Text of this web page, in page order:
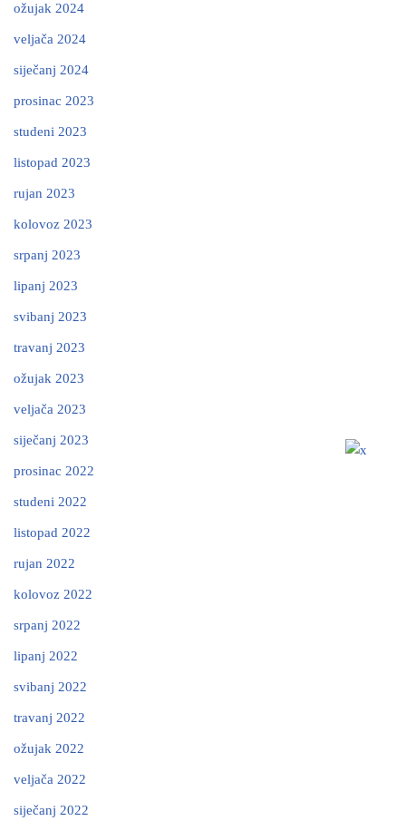
ožujak 2024
veljača 2024
siječanj 2024
prosinac 2023
studeni 2023
listopad 2023
rujan 2023
kolovoz 2023
srpanj 2023
lipanj 2023
svibanj 2023
travanj 2023
ožujak 2023
veljača 2023
siječanj 2023
prosinac 2022
studeni 2022
listopad 2022
rujan 2022
kolovoz 2022
srpanj 2022
lipanj 2022
svibanj 2022
travanj 2022
ožujak 2022
veljača 2022
siječanj 2022